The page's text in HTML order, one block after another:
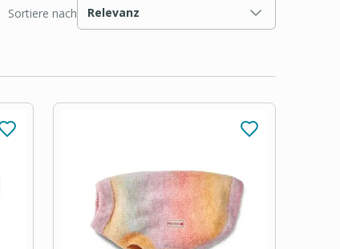
Sortiere nach Relevanz